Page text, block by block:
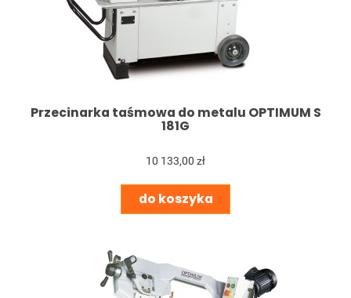
Przecinarka taśmowa do metalu OPTIMUM S
181G
10 133,00 zł
do koszyka